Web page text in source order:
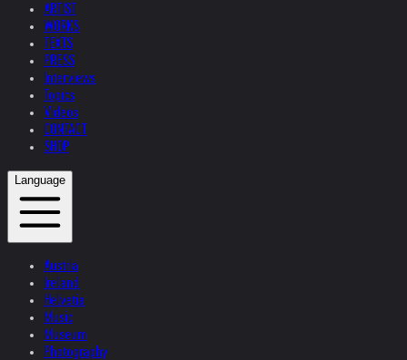
ARTIST
WORKS
TEXTS
PRESS
Interviews
Topics
Videos
CONTACT
SHOP
Language
Austria
Ireland
Helvetia
Music
Museum
Photography